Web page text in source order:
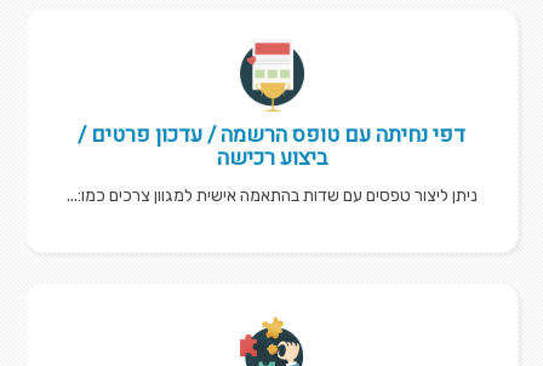
דפי נחיתה עם טופס הרשמה / עדכון פרטים /
ביצוע רכישה
ניתן ליצור טפסים עם שדות בהתאמה אישית למגוון צרכים כמו:...